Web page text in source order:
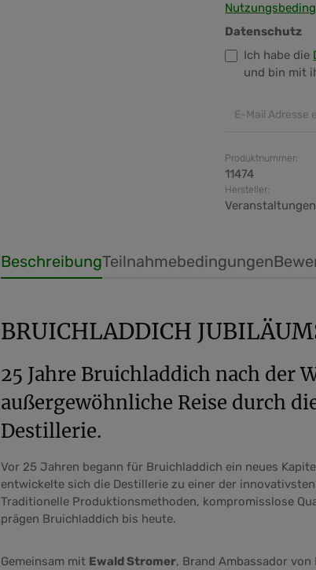
Datenschutz
Ich habe die
und bin mit
Produktnummer:
11474
Hersteller:
BeschreibungTeilnahmebedingungen
BRUICHLADDICH
25 Jahre Bruichladdich nach der
außergewöhnliche Reise durch
Destillerie.
Vor 25 Jahren begann für Bruichladdich ein neues
entwickelte sich die Destillerie zu einer der
Traditionelle Produktionsmethoden, kompromisslose
prägen Bruichladdich bis heute.
Gemeinsam mit Ewald Stromer, Brand Ambassador